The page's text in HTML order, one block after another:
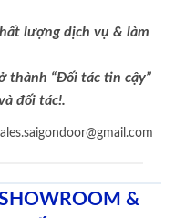
lượng dịch vụ & làm
thành “Đối tác tin cậy”
đối tác!.
&